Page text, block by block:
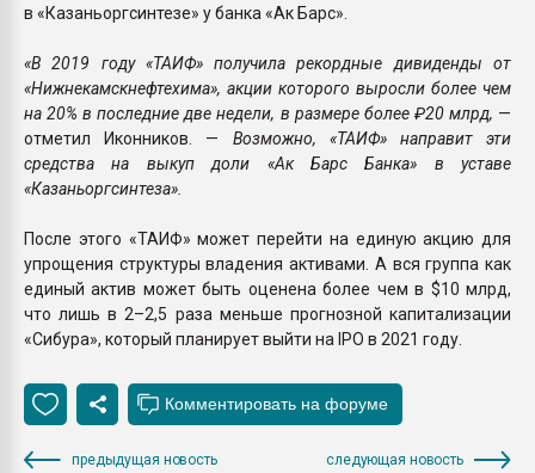
в «Казаньоргсинтезе» у банка «Ак Барс».
«В 2019 году «ТАИФ» получила рекордные дивиденды от
«Нижнекамскнефтехима», акции которого выросли более чем
на 20% в последние две недели, в размере более ₽20 млрд, —
отметил Иконников. — Возможно, «ТАИФ» направит эти
средства на выкуп доли «Ак Барс Банка» в уставе
«Казаньоргсинтеза».
После этого «ТАИФ» может перейти на единую акцию для
упрощения структуры владения активами. А вся группа как
единый актив может быть оценена более чем в $10 млрд,
что лишь в 2–2,5 раза меньше прогнозной капитализации
«Сибура», который планирует выйти на IPO в 2021 году.
предыдущая новость следующая новость